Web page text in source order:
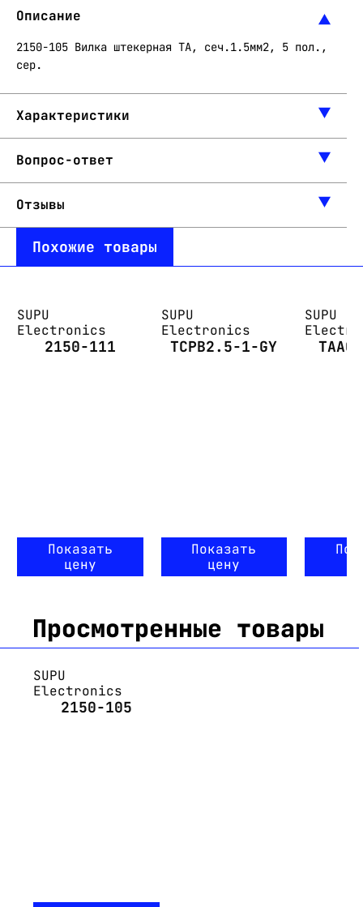
Описание
2150-105 Вилка штекерная ТА, сеч.1.5мм2, 5 пол.,
сер.
Характеристики
Вопрос-ответ
Отзывы
Похожие товары
SUPU
Electronics
2150-111
Показать
цену
SUPU
Electronics
TCPB2.5-1-GY
Показать
цену
SUPU
Просмотренные товары
SUPU
Electronics
2150-105